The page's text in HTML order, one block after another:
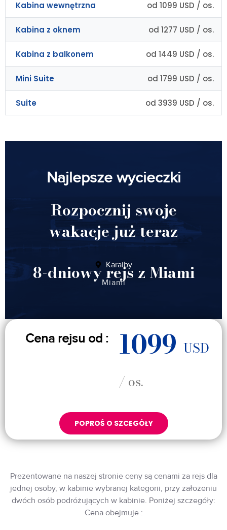
Kabina wewnętrzna od 1099 USD / os.
Kabina z oknem od 1277 USD / os.
Kabina z balkonem od 1449 USD / os.
Mini Suite od 1799 USD / os.
Suite od 3939 USD / os.
Najlepsze wycieczki
Rozpocznij swoje
wakacje już teraz
Karaiby
8-dniowy rejs z Miami
Miami
Cena rejsu od : 1099 USD
/ os.
POPROŚ O SZCEGÓŁY
Prezentowane na naszej stronie ceny są cenami za rejs dla
jednej osoby, w kabinie wybranej kategorii, przy założeniu
dwóch osób podróżujących w kabinie. Poniżej szczegóły:
Cena obejmuje :